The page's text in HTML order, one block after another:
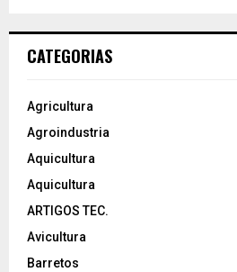
CATEGORIAS
Agricultura
Agroindustria
Aquicultura
Aquicultura
ARTIGOS TEC.
Avicultura
Barretos